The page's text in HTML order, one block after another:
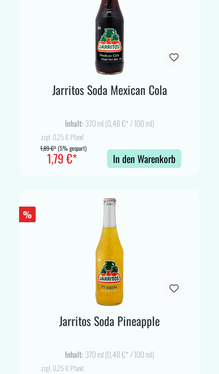
Jarritos Soda Mexican Cola
Inhalt: 370 ml (0,48 €* / 100 ml)
zzgl. 0,25 € Pfand
1,79 €*
1,89 €*(5% gespart)
In den Warenkorb
%
Jarritos Soda Pineapple
Inhalt: 370 ml (0,48 €* / 100 ml)
zzgl. 0,25 € Pfand